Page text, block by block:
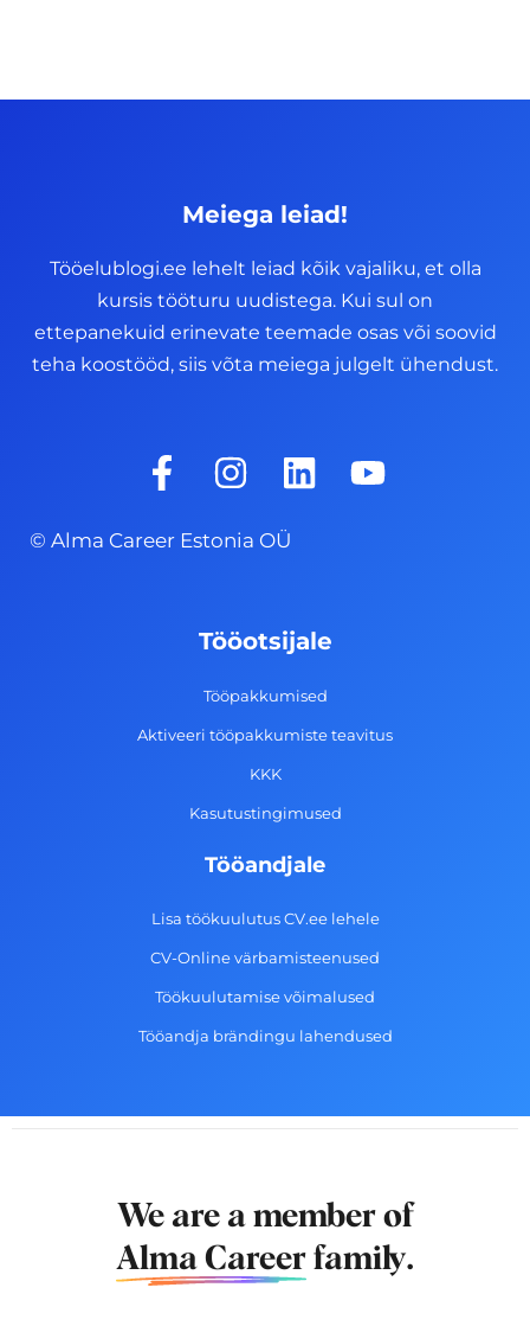
Meiega leiad!
Tööelublogi.ee lehelt leiad kõik vajaliku, et olla
kursis tööturu uudistega. Kui sul on
ettepanekuid erinevate teemade osas või soovid
teha koostööd, siis võta meiega julgelt ühendust.
F
a
e
-
I
n
s
t
g
a
m
L
i
d
n
Y
o
© Alma Career Estonia OÜ
Tööotsijale
Tööpakkumised
Aktiveeri tööpakkumiste teavitus
KKK
Kasutustingimused
Tööandjale
Lisa töökuulutus CV.ee lehele
CV-Online värbamisteenused
Töökuulutamise võimalused
Tööandja brändingu lahendused
We are a member of
Alma Career family.